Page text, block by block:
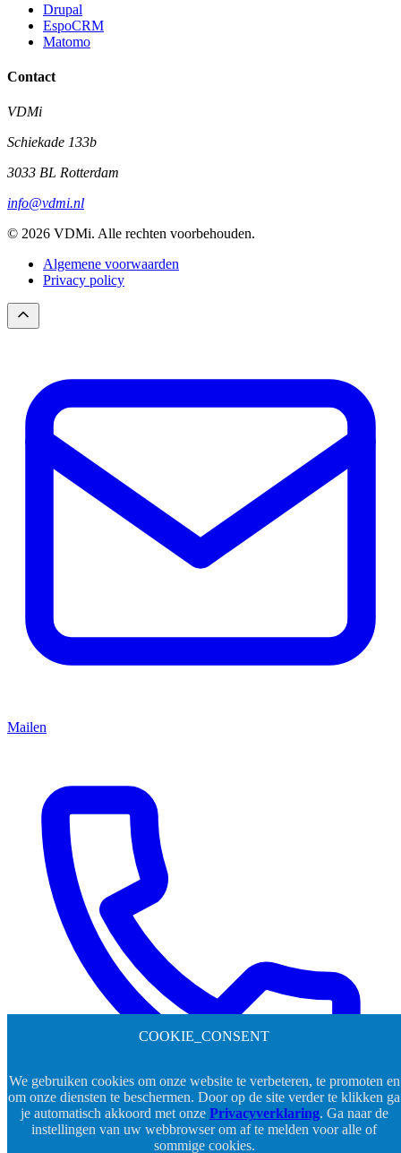
Drupal
EspoCRM
Matomo
Contact
VDMi
Schiekade 133b
3033 BL Rotterdam
info@vdmi.nl
© 2026 VDMi. Alle rechten voorbehouden.
Algemene voorwaarden
Privacy policy
Mailen
COOKIE_CONSENT
We gebruiken cookies om onze website te verbeteren, te promoten en
om onze diensten te beschermen. Door op de site verder te klikken ga
je automatisch akkoord met onze Privacyverklaring. Ga naar de
instellingen van uw webbrowser om af te melden voor alle of
sommige cookies.